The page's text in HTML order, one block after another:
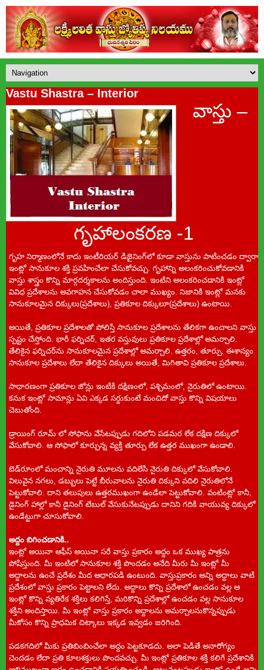
Vastu Shastra – Interior
వాస్తు –
గృహాలంకరణ -1
గృహ నిర్మాణంలోనే కాదు ఇంటీరియర్‌ డిజైనింగ్‌లో కూడా వాస్తును పాటించడం ద్వారా
ఇంట్లో సానుకూల శక్తి ప్రవహించేలా చేసుకోవచ్చు. గృహాన్ని అలంకరించుకోవడానికి
వాస్తు శాస్త్రం కొన్ని మార్గదర్శకాలను అందిస్తుంది. ఇంటిని అలంకరించడానికి ఇంట్లో
వివిధ ప్రదేశాలను అవగాహన చేసుకోవడం చాలా ముఖ్యం. నిజానికి ఇంట్లో మనకు
సానుకూలమైన దిక్కులు(ప్రదేశాలు), ప్రతికూల దిక్కులూ(ప్రదేశాలు) ఉంటాయి.
అయితే, ప్రతికూల ప్రదేశాలతో పోలిస్తే సానుకూల ప్రదేశాలను తేలికగా ఉంచాలని వాస్తు
స్పష్టం చేస్తోంది. భారీ ఫర్నిచర్‌, ఇతర వస్తువులు ప్రతికూల ప్రదేశాల్లో అమర్చాలి.
తేలికైన ఫర్నిచర్‌ను సానుకూలమైన ప్రదేశాల్లో అమర్చాలి. ఉత్తరం, తూర్పు, ఈశాన్యం
సానుకూల ప్రదేశాలు లేదా తేలికైన దిక్కులు అయితే, మిగితావి ప్రతికూల ప్రదేశాలు.
సాధారణంగా ప్రతికూల జోన్లు ఇంటికి దక్షిణంలో, పశ్చిమంలో, నైరుతిలో ఉంటాయి.
కనుక ఇంట్లో సామాన్లు ఏవి ఎక్కడ సర్దుకుంటే మంచిదో వాస్తు కొన్ని విషయాలు
చెబుతోంది.
డ్రాయింగ్‌ రూమ్ లో సోఫాను వేసేటప్పుడు గదిలోని పడమర లేక దక్షిణ దిక్కులో
వేసుకోవాలి. ఆ సోఫాలో కూర్చున్న వ్యక్తి తూర్పు లేక ఉత్తర ముఖంగా ఉండాలి.
బెడ్‌రూంలో మంచాన్ని నైరుతి మూలను వదిలేసి నైరుతి దిక్కులో వేసుకోవాలి.
విలువైన నగలు, డబ్బులు పెట్టే బీరువాలను నైరుతి దిక్కుని వదిలి నైరుతిలోనే
పెట్టుకోవాలి. దాని తలుపులు ఉత్తరముఖంగా ఉండేలా పెట్టుకోవాలి. వంటింట్లో కానీ,
డైనింగ్‌ హాల్లో కానీ డైనింగ్‌ టేబుల్‌ వేసుకునేటప్పుడు దానిని గదికి వాయువ్య దిక్కులో
ఉండేట్టుగా చూసుకోవాలి.
అద్దం బిగించడానికి..
ఇంట్లో అయినా ఆఫీస్ అయినా సరే వాస్తు ప్రకారం అద్దం ఒక ముఖ్య పాత్రను
పోషిస్తుంది. మీ ఇంటిలో సానుకూల శక్తి పొందడం అనేది మీరు మీ ఇంట్లో మీ
అద్దాలను ఉంచే ప్రదేశం మీద ఆధారపడి ఉంటుంది. వాస్తుప్రకారం అన్ని అద్దాలు వాటి
ప్రదేశంలో వాస్తు ప్రకారం పెట్టాలని లేదు. అద్దాలు కొన్ని ప్రదేశాలో ఉంచడం వల్ల ఆ
ఇంట్లో కొన్ని వ్యతిరేక శక్తిలు కలిగిస్తే, మరికొన్ని ప్రదేశాల్లో ఉంచడం వల్ల సానుకూల
శక్తిని అందిస్తాయి. మీ ఇంట్లో వాస్తు ప్రకారం అద్దాలను అమర్చాలనుకొన్నప్పుడు
మీకోసం కొన్ని ప్రాధమిక చిట్కాలు ఇక్కడ ఇవ్వడం జరిగింది.
పడకగదిలో మీకు ప్రతిబింబించేలా అద్దం పెట్టకూడదు. అలా పెడితే అనారోగ్యం
చెందడం లేదా ప్రతి కూలశక్తులు పొందవచ్చు. మీ ఇంట్లో ప్రతికూల శక్తి కలిగే ప్రదేశానికి